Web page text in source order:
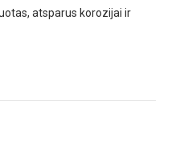
atsparus korozijai ir